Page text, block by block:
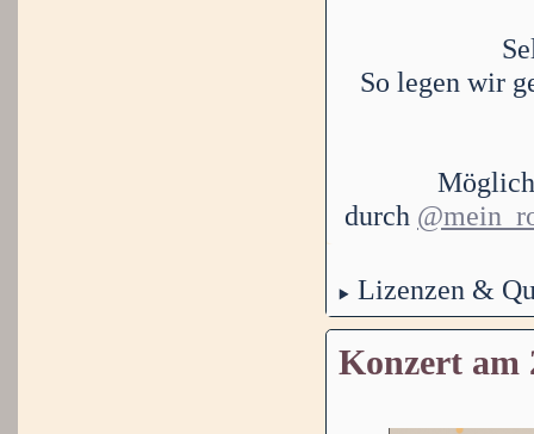
So legen wir
durch
Lizenzen &
Konzert am